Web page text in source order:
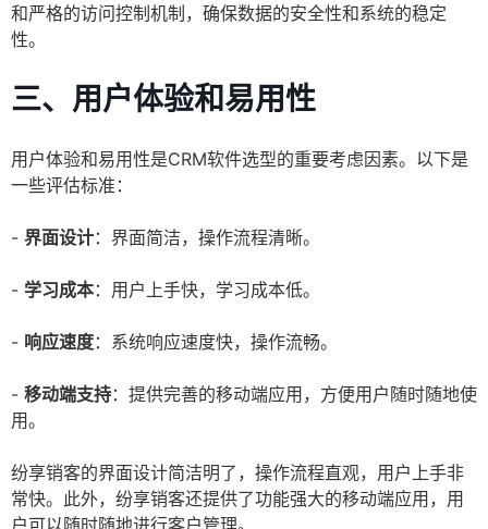
和严格的访问控制机制，确保数据的安全性和系统的稳定
性。
三、用户体验和易用性
用户体验和易用性是CRM软件选型的重要考虑因素。以下是
一些评估标准：
- 界面设计：界面简洁，操作流程清晰。
- 学习成本：用户上手快，学习成本低。
- 响应速度：系统响应速度快，操作流畅。
- 移动端支持：提供完善的移动端应用，方便用户随时随地使
用。
纷享销客的界面设计简洁明了，操作流程直观，用户上手非
常快。此外，纷享销客还提供了功能强大的移动端应用，用